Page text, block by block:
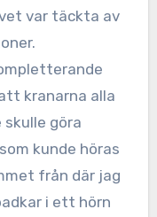
var täckta av
kranarna alla
göra
kunde höras
från där jag
i ett hörn